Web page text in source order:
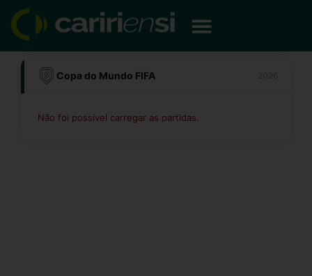
para
conteúdo
Copa do Mundo FIFA
Não foi possível carregar as partidas.